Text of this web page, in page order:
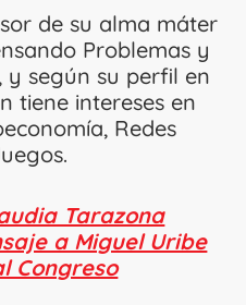
de su alma máter
Problemas y
y según su perfil en
tiene intereses en
Redes
Tarazona
a Miguel Uribe
Congreso